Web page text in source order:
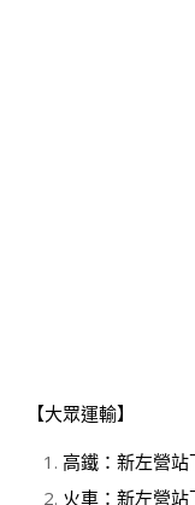
【大眾運輸】
高鐵：新左營站
火車：新左營站